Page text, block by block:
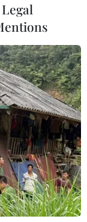
hợp tác
hợp tác và
giới” để đối
xuyên quốc